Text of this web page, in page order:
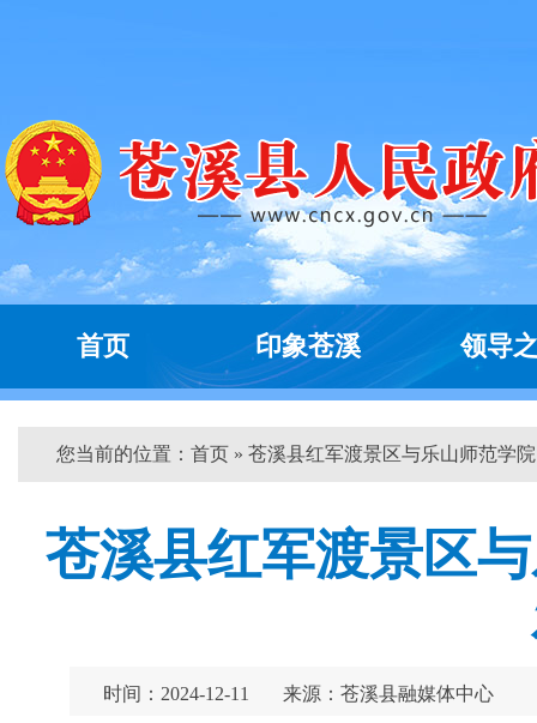
首页 印象苍溪 领导
您当前的位置： 首页 » 苍溪县红军渡景区与乐山师范学
苍溪县红军渡景区
时间：2024-12-11 来源：苍溪县融媒体中心